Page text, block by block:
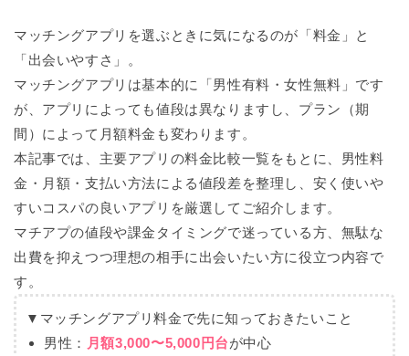
マッチングアプリを選ぶときに気になるのが 「料金」と
「出会いやすさ」
。
マッチングアプリは基本的に「男性有料・女性無料」です
が、アプリによっても値段は異なりますし、プラン（期
間）によって月額料金も変わります。
本記事では、主要アプリの料金比較一覧をもとに、男性料
金・月額・支払い方法による値段差を整理し、安く使いや
すいコスパの良いアプリを厳選してご紹介します。
マチアプの値段や課金タイミングで迷っている方、無駄な
出費を抑えつつ理想の相手に出会いたい方に役立つ内容で
す。
▼マッチングアプリ料金で先に知っておきたいこと
男性： 月額3,000〜5,000円台が中心